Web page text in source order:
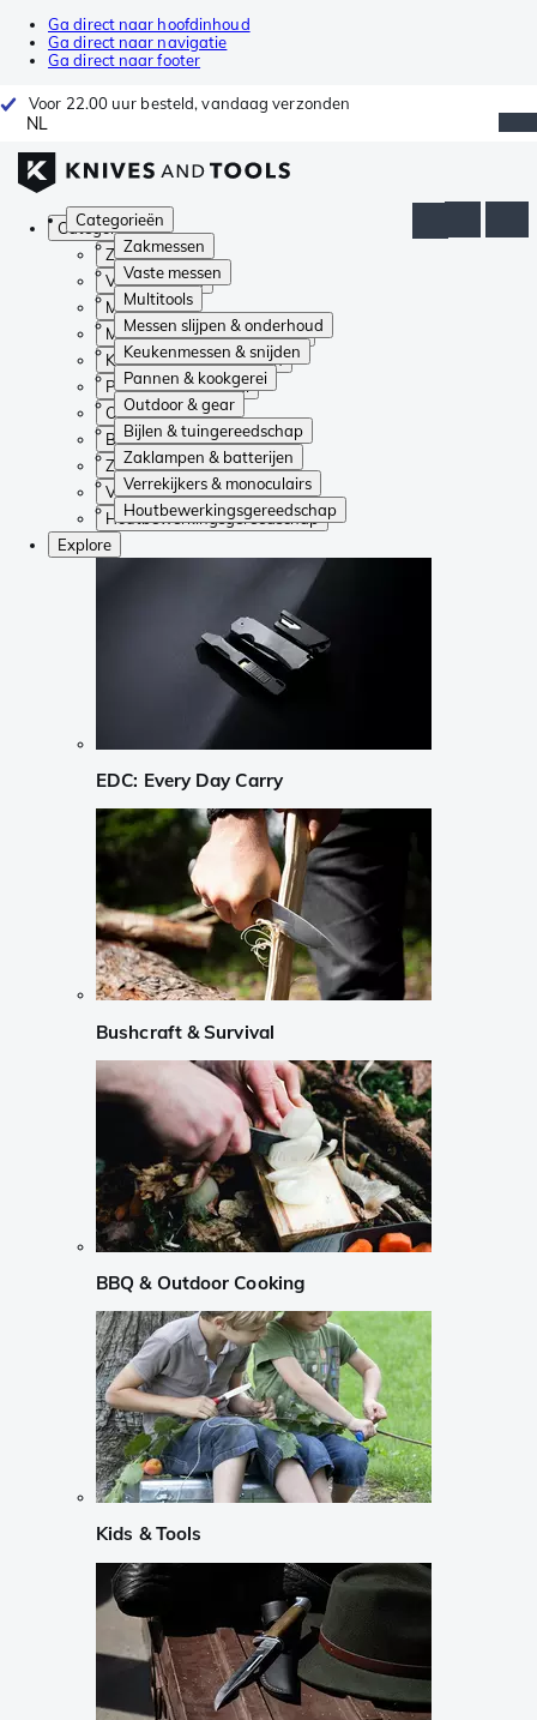
Ga direct naar hoofdinhoud
Ga direct naar navigatie
Ga direct naar footer
Voor 22.00 uur besteld, vandaag verzonden
NL
Categorieën
Zakmessen
Vaste messen
Multitools
Messen slijpen & onderhoud
Keukenmessen & snijden
Pannen & kookgerei
Outdoor & gear
Bijlen & tuingereedschap
Zaklampen & batterijen
Verrekijkers & monoculairs
Houtbewerkingsgereedschap
Categorieën
Zakmessen
Vaste messen
Multitools
Messen slijpen & onderhoud
Keukenmessen & snijden
Pannen & kookgerei
Outdoor & gear
Bijlen & tuingereedschap
Zaklampen & batterijen
Verrekijkers & monoculairs
Houtbewerkingsgereedschap
Explore
EDC: Every Day Carry
Bushcraft & Survival
BBQ & Outdoor Cooking
Kids & Tools